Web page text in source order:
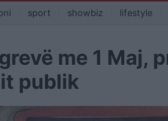
sport showbiz lifestyle
me 1 Maj,
publik